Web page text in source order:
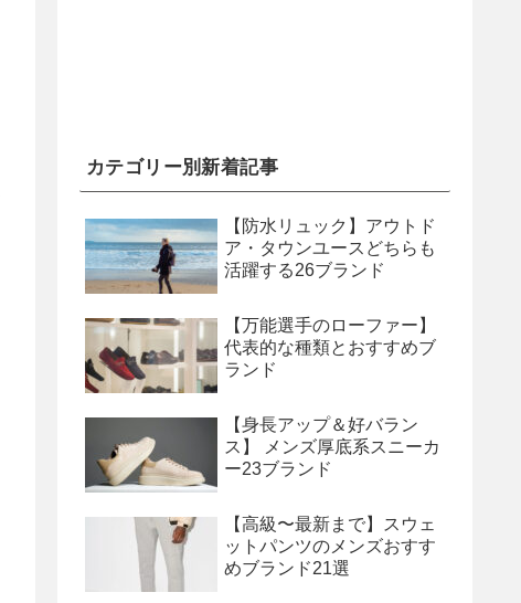
カテゴリー別新着記事
【防水リュック】アウトド
ア・タウンユースどちらも
活躍する26ブランド
【万能選手のローファー】
代表的な種類とおすすめブ
ランド
【身長アップ＆好バラン
ス】 メンズ厚底系スニーカ
ー23ブランド
【高級〜最新まで】スウェ
ットパンツのメンズおすす
めブランド21選